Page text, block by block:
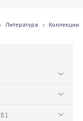
Литература Коллекции